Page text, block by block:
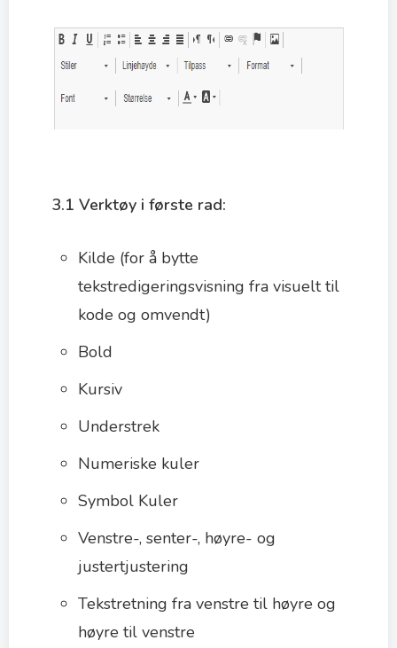
3.1 Verktøy i første rad:
Kilde (for å bytte
tekstredigeringsvisning fra visuelt til
kode og omvendt)
Bold
Kursiv
Understrek
Numeriske kuler
Symbol Kuler
Venstre-, senter-, høyre- og
justertjustering
Tekstretning fra venstre til høyre og
høyre til venstre